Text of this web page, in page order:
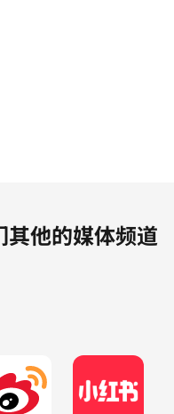
其他的媒体频道